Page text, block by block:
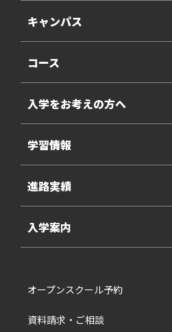
キャンパス
コース
入学をお考えの方へ
学習情報
進路実績
入学案内
オープンスクール予約
資料請求・ご相談